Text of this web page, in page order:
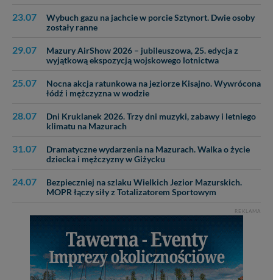
23.07
Wybuch gazu na jachcie w porcie Sztynort. Dwie osoby
zostały ranne
29.07
Mazury AirShow 2026 – jubileuszowa, 25. edycja z
wyjątkową ekspozycją wojskowego lotnictwa
25.07
Nocna akcja ratunkowa na jeziorze Kisajno. Wywrócona
łódź i mężczyzna w wodzie
28.07
Dni Kruklanek 2026. Trzy dni muzyki, zabawy i letniego
klimatu na Mazurach
31.07
Dramatyczne wydarzenia na Mazurach. Walka o życie
dziecka i mężczyzny w Giżycku
24.07
Bezpieczniej na szlaku Wielkich Jezior Mazurskich.
MOPR łączy siły z Totalizatorem Sportowym
REKLAMA